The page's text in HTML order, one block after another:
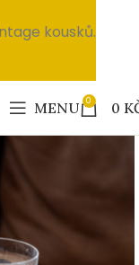
MENU 0 0
kousků.